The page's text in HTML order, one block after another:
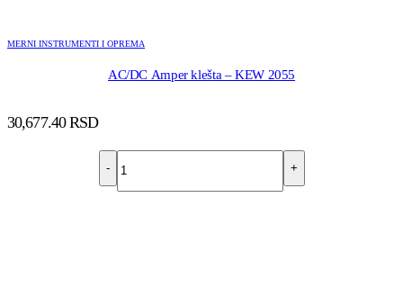
MERNI INSTRUMENTI I OPREMA
AC/DC Amper klešta – KEW 2055
30,677.40RSD
- +